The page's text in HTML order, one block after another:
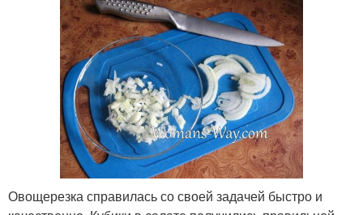
Овощерезка справилась со своей задачей быстро и